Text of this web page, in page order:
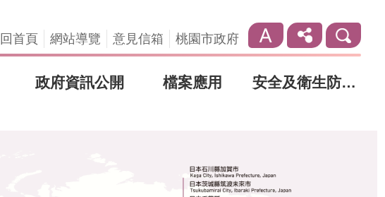
回首頁
網站導覽 意見信箱 桃園市政府
政府資訊公開 檔案應用 安全及衛生防護專區